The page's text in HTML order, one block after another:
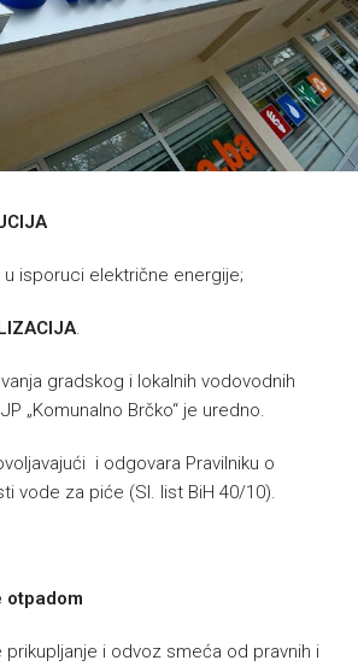
isporuci električne energije;
.
gradskog i lokalnih vodovodnih
„Komunalno Brčko“ je uredno.
i odgovara Pravilniku o
vode za piće (Sl. list BiH 40/10).
otpadom
prikupljanje i odvoz smeća od pravnih i